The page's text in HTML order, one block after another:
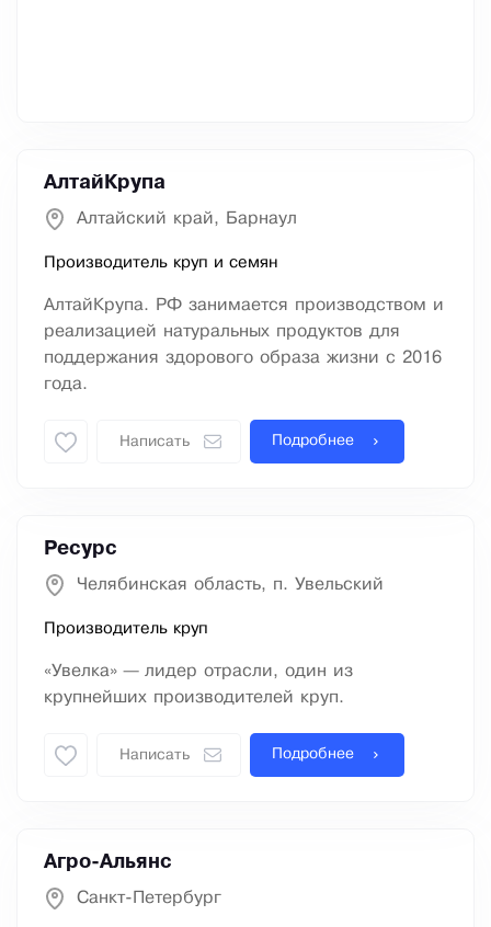
АлтайКрупа
Алтайский край, Барнаул
Производитель круп и семян
АлтайКрупа. РФ занимается производством и
реализацией натуральных продуктов для
поддержания здорового образа жизни с 2016
года.
Написать Подробнее
Ресурс
Челябинская область, п. Увельский
Производитель круп
«Увелка» — лидер отрасли, один из
крупнейших производителей круп.
Написать Подробнее
Агро-Альянс
Санкт-Петербург